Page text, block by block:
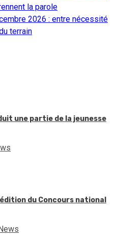
la parole
2026 : entre nécessité
terrain
une partie de la jeunesse
du Concours national